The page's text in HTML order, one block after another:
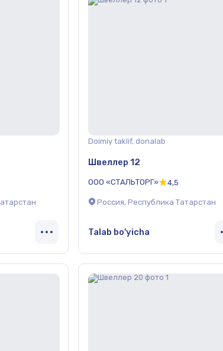
Doimiy taklif, donalab
Швеллер 12
ООО «СТАЛЬТОРГ» 4,5
Россия, Республика Татарстан
Talab bo'yicha